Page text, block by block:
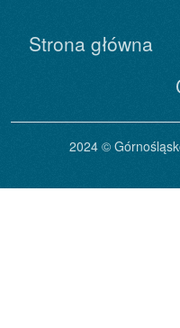
Strona główna
2024 ©